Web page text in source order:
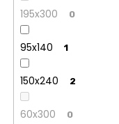
195x300 0
95x140 1
150x240 2
60x300 0